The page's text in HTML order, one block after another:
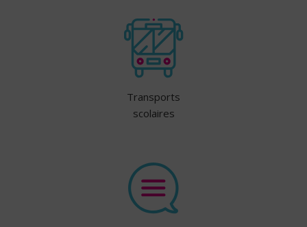
Transports
scolaires